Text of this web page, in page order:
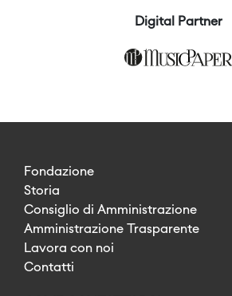
Digital Partner
Fondazione
Storia
Consiglio di Amministrazione
Amministrazione Trasparente
Lavora con noi
Contatti